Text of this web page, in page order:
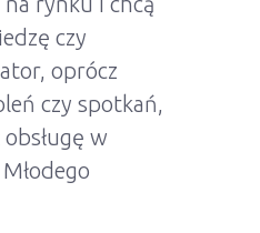
czy
oprócz
czy spotkań,
w